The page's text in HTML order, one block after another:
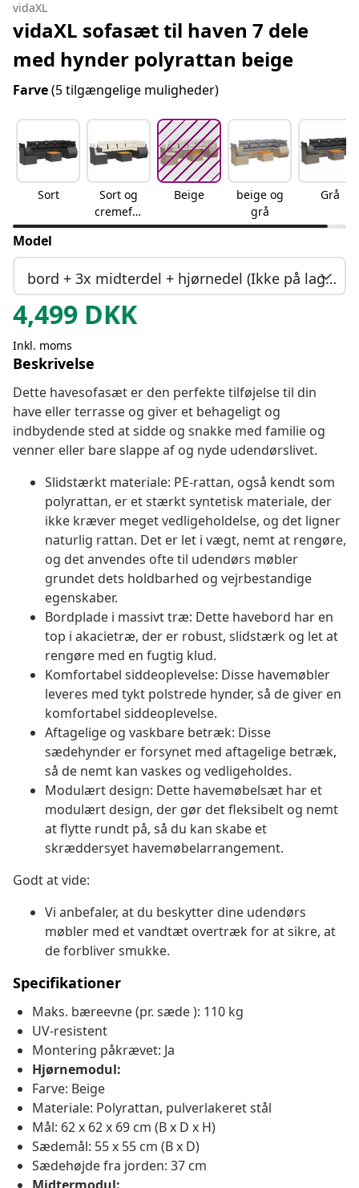
vidaXL
vidaXL sofasæt til haven 7 dele
med hynder polyrattan beige
Farve(5 tilgængelige muligheder)
Sort
Sort og
cremefar
vet
Beige
beige og
grå
Grå
Model
bord + 3x midterdel + hjørnedel (Ikke på lager)
4,499 DKK
Inkl. moms
Beskrivelse
Dette havesofasæt er den perfekte tilføjelse til din
have eller terrasse og giver et behageligt og
indbydende sted at sidde og snakke med familie og
venner eller bare slappe af og nyde udendørslivet.
Slidstærkt materiale: PE-rattan, også kendt som
polyrattan, er et stærkt syntetisk materiale, der
ikke kræver meget vedligeholdelse, og det ligner
naturlig rattan. Det er let i vægt, nemt at rengøre,
og det anvendes ofte til udendørs møbler
grundet dets holdbarhed og vejrbestandige
egenskaber.
Bordplade i massivt træ: Dette havebord har en
top i akacietræ, der er robust, slidstærk og let at
rengøre med en fugtig klud.
Komfortabel siddeoplevelse: Disse havemøbler
leveres med tykt polstrede hynder, så de giver en
komfortabel siddeoplevelse.
Aftagelige og vaskbare betræk: Disse
sædehynder er forsynet med aftagelige betræk,
så de nemt kan vaskes og vedligeholdes.
Modulært design: Dette havemøbelsæt har et
modulært design, der gør det fleksibelt og nemt
at flytte rundt på, så du kan skabe et
skræddersyet havemøbelarrangement.
Godt at vide:
Vi anbefaler, at du beskytter dine udendørs
møbler med et vandtæt overtræk for at sikre, at
de forbliver smukke.
Specifikationer
Maks. bæreevne (pr. sæde ): 110 kg
UV-resistent
Montering påkrævet: Ja
Hjørnemodul:
Farve: Beige
Materiale: Polyrattan, pulverlakeret stål
Mål: 62 x 62 x 69 cm (B x D x H)
Sædemål: 55 x 55 cm (B x D)
Sædehøjde fra jorden: 37 cm